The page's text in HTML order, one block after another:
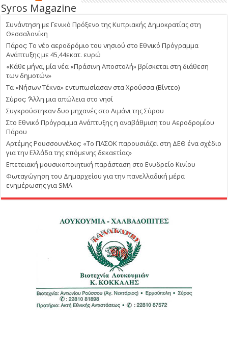
Syros Magazine
Συνάντηση με Γενικό Πρόξενο της Κυπριακής Δημοκρατίας στη
Θεσσαλονίκη
Πάρος: Το νέο αεροδρόμιο του νησιού στο Εθνικό Πρόγραμμα
Ανάπτυξης με 45,44εκατ. ευρώ
«Κάθε μήνα, μία νέα «Πράσινη Αποστολή» βρίσκεται στη διάθεση
των δημοτών»
Τα «Νήσων Τέκνα» εντυπωσίασαν στα Χρούσσα (Βίντεο)
Σύρος: ΄’Άλλη μια απώλεια στο νησί
Συγκρούστηκαν δυο μηχανές στο Λιμάνι της Σύρου
Στο Εθνικό Πρόγραμμα Ανάπτυξης η αναβάθμιση του Αεροδρομίου
Πάρου
Αρτέμης Ρουσσουνέλος: «Το ΠΑΣΟΚ παρουσιάζει στη ΔΕΘ ένα σχέδιο
για την Ελλάδα της επόμενης δεκαετίας»
Επετειακή μουσικοποιητική παράσταση στο Ενυδρείο Κινίου
Φωταγώγηση του Δημαρχείου για την πανελλαδική μέρα
ενημέρωσης για SMA